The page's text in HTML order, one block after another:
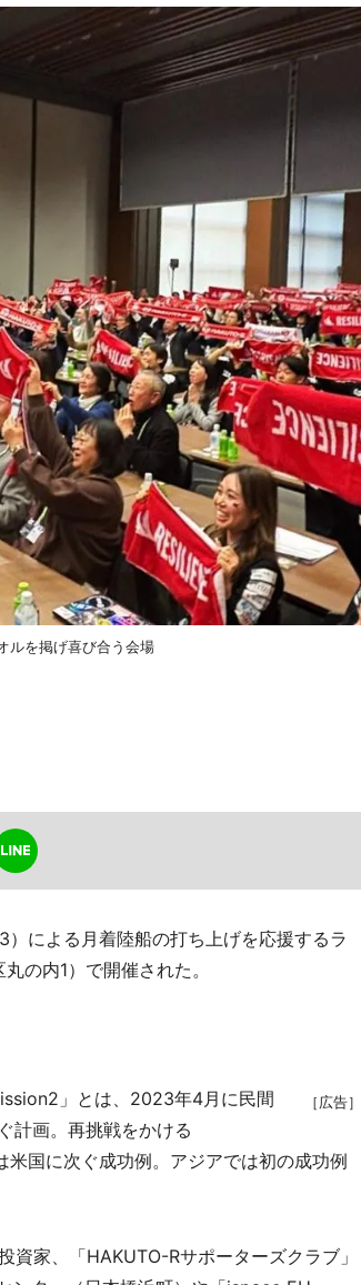
ルを掲げ喜び合う会場
による月着陸船の打ち上げを応援するラ
の内1）で開催された。
［広告］
」とは、2023年4月に民間
計画。再挑戦をかける
米国に次ぐ成功例。アジアでは初の成功例
家、「HAKUTO-Rサポーターズクラブ」